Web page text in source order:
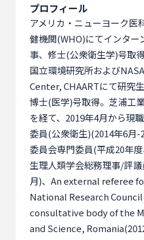
プロフィール
アメリカ・ニューヨーク医
健機関(WHO)にてインター
事、修士(公衆衛生学)号取
国立環境研究所および
Center, CHAARTにて研究
博士(医学)号取得。芝浦工
を経て、2019年4月から現
委員(公衆衛生)(2014年6月-
委員会専門委員(平成20年
生理人類学会総務理事/評
月)、An external referee
National Research
consultative body of the
and Science,